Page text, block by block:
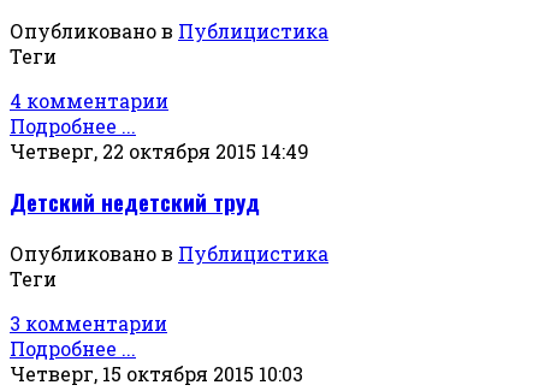
Опубликовано в Публицистика
Теги
4 комментарии
Подробнее ...
Четверг, 22 октября 2015 14:49
Детский недетский труд
Опубликовано в Публицистика
Теги
3 комментарии
Подробнее ...
Четверг, 15 октября 2015 10:03